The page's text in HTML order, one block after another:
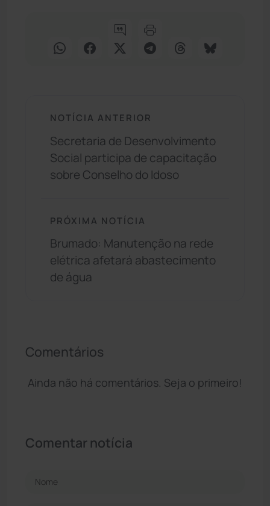
NOTÍCIA ANTERIOR
Secretaria de Desenvolvimento
Social participa de capacitação
sobre Conselho do Idoso
PRÓXIMA NOTÍCIA
Brumado: Manutenção na rede
elétrica afetará abastecimento
de água
Comentários
Ainda não há comentários. Seja o primeiro!
Comentar notícia